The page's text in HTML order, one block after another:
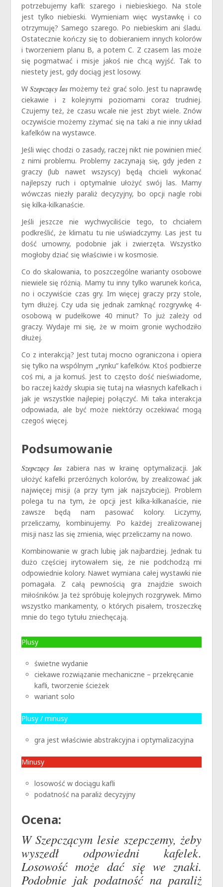
potrzebujemy kafli: szarego i niebieskiego. Na stole
jest tylko niebieski. Wymieniam więc wystawkę i co
otrzymuję? Samego szarego. Po niebieskim ani śladu.
Ostatecznie kończy się to dobieraniem innych kolorów
i tworzeniem planu B, a potem C. Z czasem las może
się pogmatwać i misje jakoś nie chcą wyjść. Tak to
niestety jest, gdy dociąg jest losowy.
W Szepczący las możemy też grać solo. Jest tu naprawdę
ciekawie i z kolejnymi poziomami coraz trudniej.
Czujemy też, że czasu wcale nie jest zbyt wiele. Znów
oczywiście możemy zżymać się na taki a nie inny układ
kafelków na wystawce.
Jeśli więc chodzi o zasady, raczej nikt nie powinien mieć
z nimi problemu. Problemy zaczynają się, gdy jeden z
graczy (lub nawet wszyscy) będą chcieli wykonać
najlepszy ruch i optymalnie ułożyć swój las. Mamy
wówczas niezły paraliż decyzyjny, bo opcji nagle robi
się kilka-kilkanaście.
Jeśli jeszcze nie wychwyciliście tego, to chciałem
podkreślić, że klimatu tu nie uświadczymy. Las jest tu
dość umowny, podobnie jak i zwierzęta. Wszystko
mogłoby dziać się właściwie i w kosmosie.
Co do skalowania, to poszczególne warianty osobowe
niewiele się różnią. Mamy tu inny tylko warunek końca,
no i oczywiście czas gry. Im więcej graczy przy stole,
tym dłużej. Czy uda się jednak zamknąć rozgrywkę 4-
osobową w pudełkowe 40 minut? To już zależy od
graczy. Wydaje mi się, że w moim gronie wychodziło
dłużej.
Co z interakcją? Jest tutaj mocno ograniczona i opiera
się tylko na wspólnym „rynku” kafelków. Ktoś podbierze
coś mi, a ja komuś. Jest to często dość nieświadome,
bo raczej każdy skupia się tutaj na własnych kafelkach i
jak je wszystkie najlepiej połączyć. Mi taka interakcja
odpowiada, ale być może niektórzy oczekiwać mogą
czegoś więcej.
Podsumowanie
Szepczący laszabiera nas w krainę optymalizacji. Jak
ułożyć kafelki przeróżnych kolorów, by zrealizować jak
najwięcej misji (a przy tym jak najszybciej). Problem
polega tu na tym, że opcji jest kilka-kilkanaście, nie
zawsze będą nam pasować kolory. Liczymy,
przeliczamy, kombinujemy. Po każdej zrealizowanej
misji nasz las się zmienia, więc przeliczamy na nowo.
Kombinowanie w grach lubię jak najbardziej. Jednak tu
dużo częściej irytowałem się, że nie podchodzą mi
odpowiednie kolory. Nawet wymiana całej wystawki nie
pomagała. Z całą pewnością gra znajdzie swoich
miłośników. Ja też spróbuję kolejnych rozgrywek. Mimo
wszystko mankamenty, o których pisałem, troszeczkę
mnie do tego tytułu zniechęcają.
Plusy
świetne wydanie
ciekawe rozwiązanie mechaniczne – przekręcanie
kafli, tworzenie ścieżek
wariant solo
Plusy / minusy
gra jest właściwie abstrakcyjna i optymalizacyjna
Minusy
losowość w dociągu kafli
podatność na paraliż decyzyjny
Ocena:
W Szepczącym lesie szepczemy, żeby
wyszedł odpowiedni kafelek.
Losowość może dać się we znaki.
Podobnie jak podatność na paraliż